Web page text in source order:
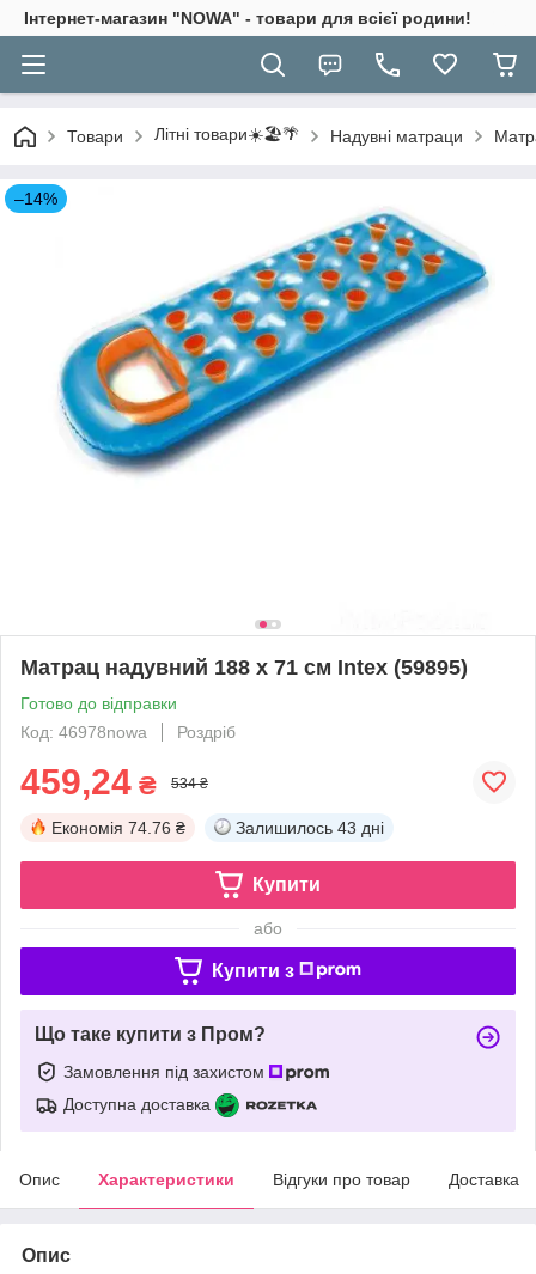
Інтернет-магазин "NOWA" - товари для всієї родини!
Товари Літні товари☀️🏖️🌴 Надувні матраци
–14%
Матрац надувний 188 х 71 см Intex (59895)
Готово до відправки
Код: 46978nowa
Роздріб
459,24 ₴ 534 ₴
Економія 74.76 ₴ Залишилось 43 дні
Купити
або
Купити з
Що таке купити з Пром?
Замовлення під захистом
Доступна доставка
Опис Характеристики Відгуки про товар Доставка
Опис